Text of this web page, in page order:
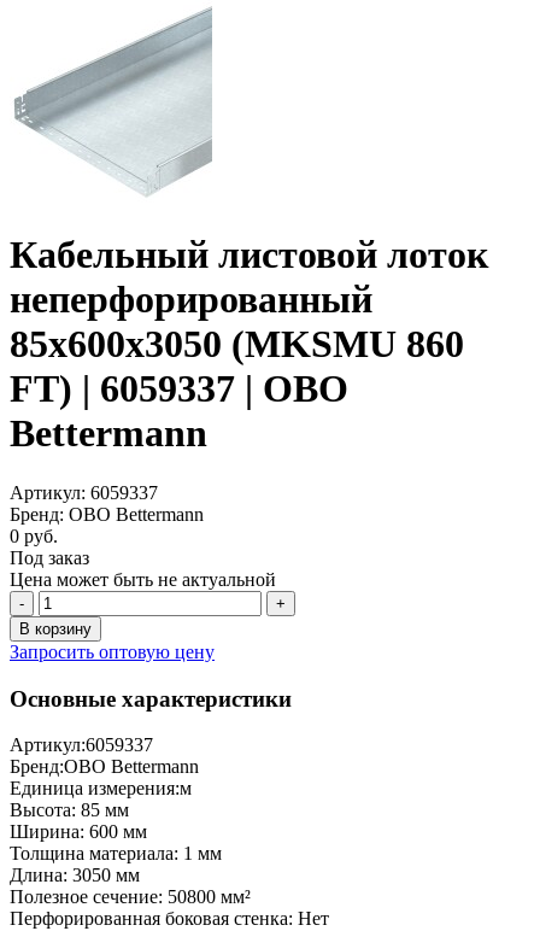
Кабельный листовой лоток
неперфорированный
85x600x3050 (MKSMU 860
FT) | 6059337 | OBO
Bettermann
Артикул: 6059337
Бренд: OBO Bettermann
0 руб.
Под заказ
Цена может быть не актуальной
-
+
В корзину
Запросить оптовую цену
Основные характеристики
Артикул:6059337
Бренд:OBO Bettermann
Единица измерения:м
Высота: 85 мм
Ширина: 600 мм
Толщина материала: 1 мм
Длина: 3050 мм
Полезное сечение: 50800 мм²
Перфорированная боковая стенка: Нет